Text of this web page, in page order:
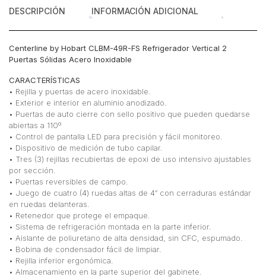
DESCRIPCIÓN INFORMACIÓN ADICIONAL
Centerline by Hobart CLBM-49R-FS Refrigerador Vertical 2
Puertas Sólidas Acero Inoxidable
CARACTERÍSTICAS
• Rejilla y puertas de acero inoxidable.
• Exterior e interior en aluminio anodizado.
• Puertas de auto cierre con sello positivo que pueden quedarse
abiertas a 110º
• Control de pantalla LED para precisión y fácil monitoreo.
• Dispositivo de medición de tubo capilar.
• Tres (3) rejillas recubiertas de epoxi de uso intensivo ajustables
por sección.
• Puertas reversibles de campo.
• Juego de cuatro (4) ruedas altas de 4″ con cerraduras estándar
en ruedas delanteras.
• Retenedor que protege el empaque.
• Sistema de refrigeración montada en la parte inferior.
• Aislante de poliuretano de alta densidad, sin CFC, espumado.
• Bobina de condensador fácil de limpiar.
• Rejilla inferior ergonómica.
• Almacenamiento en la parte superior del gabinete.